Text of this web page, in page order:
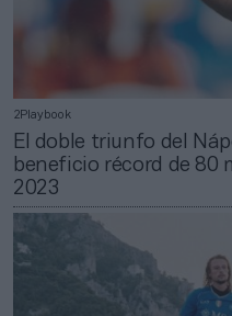
2Playbook
El doble triunfo del
beneficio récord de 80
2023